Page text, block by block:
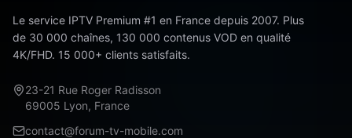
Le service IPTV Premium #1 en France depuis 2007. Plus
de 30 000 chaînes, 130 000 contenus VOD en qualité
4K/FHD. 15 000+ clients satisfaits.
23-21 Rue Roger Radisson
69005 Lyon, France
contact@forum-tv-mobile.com